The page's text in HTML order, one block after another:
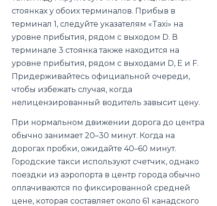
стоянках у обоих терминалов. Прибыв в
терминал 1, следуйте указателям «Taxi» на
уровне прибытия, рядом с выходом D. В
терминале 3 стоянка также находится на
уровне прибытия, рядом с выходами D, E и F.
Придерживайтесь официальной очереди,
чтобы избежать случая, когда
нелицензированный водитель завысит цену.
При нормальном движении дорога до центра
обычно занимает 20–30 минут. Когда на
дорогах пробки, ожидайте 40–60 минут.
Городские такси используют счетчик, однако
поездки из аэропорта в центр города обычно
оплачиваются по фиксированной средней
цене, которая составляет около 61 канадского